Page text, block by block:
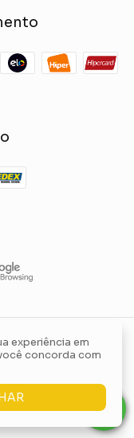
experiência em
concorda com
e Acessórios Ltda -
reservados.